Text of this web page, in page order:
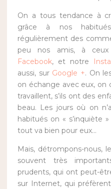
On a tous tendance à
grâce à nos
régulièrement des
peu nos amis, à
Facebook, et notre
aussi, sur Google +. On
on échange avec eux, on
travaillent, s’ils ont des
beau. Les jours où on
habitués on « s’inquiète
tout va bien pour eux…
Mais, détrompons-nous,
souvent très
prudents, qui ont peut-
sur Internet, qui